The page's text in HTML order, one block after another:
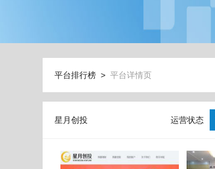
平台排行榜 > 平台详情页
星月创投 运营状态